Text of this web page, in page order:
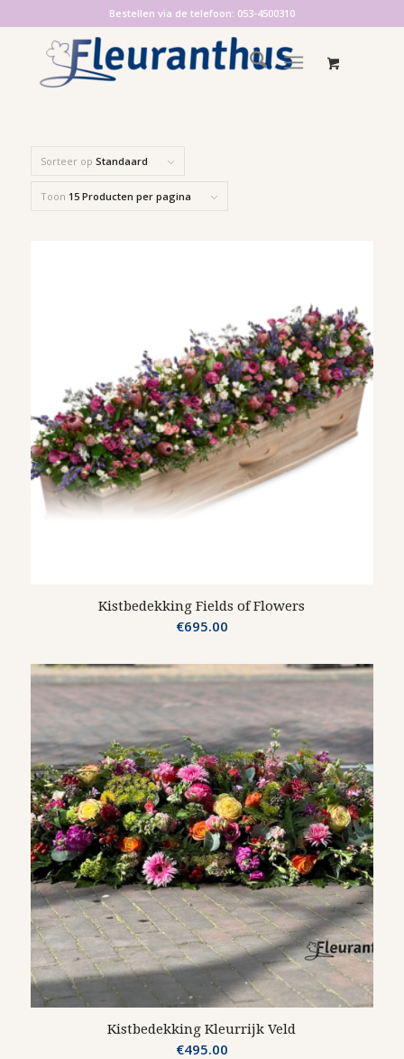
Bestellen via de telefoon: 053-4500310
Sorteer op Standaard
Toon 15 Producten per pagina
Kistbedekking Fields of Flowers
€695.00
Kistbedekking Kleurrijk Veld
€495.00